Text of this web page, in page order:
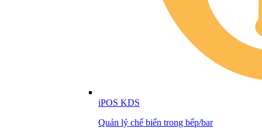
iPOS KDS
Quản lý chế biến trong bếp/bar